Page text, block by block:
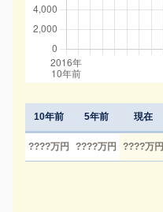
10年前 5年前 現在
????万円 ????万円 ????万円